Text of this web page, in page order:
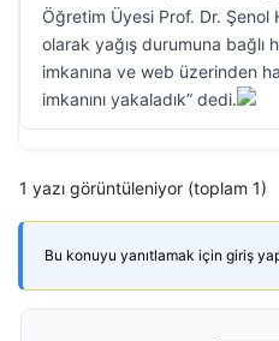
Öğretim Üyesi Prof. Dr. Şenol
olarak yağış durumuna bağlı
imkanına ve web üzerinden
imkanını yakaladık” dedi.
1 yazı görüntüleniyor (toplam 1)
Bu konuyu yanıtlamak için giriş